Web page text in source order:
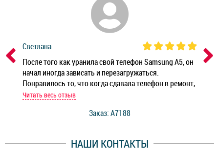
Светлана
После того как уранила свой телефон Samsung A5, он
начал иногда зависать и перезагружаться.
Понравилось то, что когда сдавала телефон в ремонт,
мастер при мне сделал быструю диагностику и сказал
работы и оперативность!
Читать весь отзыв
Заказ: A7188
НАШИ КОНТАКТЫ